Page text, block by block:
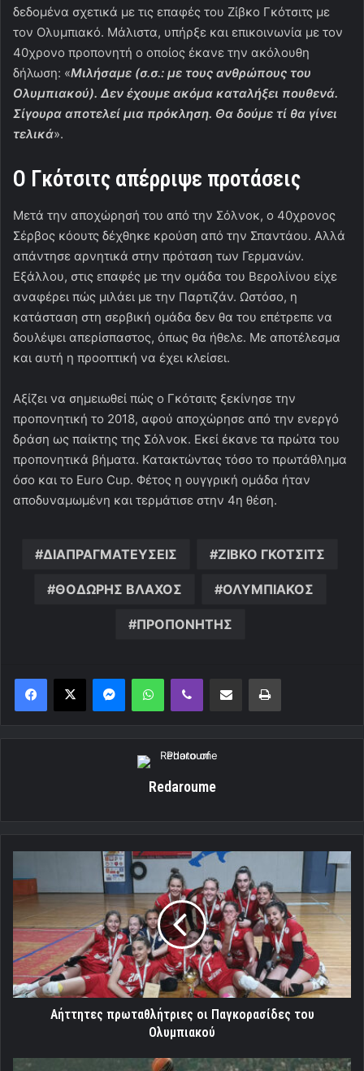
δεδομένα σχετικά με τις επαφές του Ζίβκο Γκότσιτς με
τον Ολυμπιακό. Μάλιστα, υπήρξε και επικοινωνία με τον
40χρονο προπονητή ο οποίος έκανε την ακόλουθη
δήλωση: «Μιλήσαμε (σ.σ.: με τους ανθρώπους του
Ολυμπιακού). Δεν έχουμε ακόμα καταλήξει πουθενά.
Σίγουρα αποτελεί μια πρόκληση. Θα δούμε τί θα γίνει
τελικά».
Ο Γκότσιτς απέρριψε προτάσεις
Μετά την αποχώρησή του από την Σόλνοκ, ο 40χρονος
Σέρβος κόουτς δέχθηκε κρούση από την Σπαντάου. Αλλά
απάντησε αρνητικά στην πρόταση των Γερμανών.
Εξάλλου, στις επαφές με την ομάδα του Βερολίνου είχε
αναφέρει πώς μιλάει με την Παρτιζάν. Ωστόσο, η
κατάσταση στη σερβική ομάδα δεν θα του επέτρεπε να
δουλέψει απερίσπαστος, όπως θα ήθελε. Με αποτέλεσμα
και αυτή η προοπτική να έχει κλείσει.
Αξίζει να σημειωθεί πώς ο Γκότσιτς ξεκίνησε την
προπονητική το 2018, αφού αποχώρησε από την ενεργό
δράση ως παίκτης της Σόλνοκ. Εκεί έκανε τα πρώτα του
προπονητικά βήματα. Κατακτώντας τόσο το πρωτάθλημα
όσο και το Euro Cup. Φέτος η ουγγρική ομάδα ήταν
αποδυναμωμένη και τερμάτισε στην 4η θέση.
ΔΙΑΠΡΑΓΜΑΤΕΥΣΕΙΣ ΖΙΒΚΟ ΓΚΟΤΣΙΤΣ
ΘΟΔΩΡΗΣ ΒΛΑΧΟΣ ΟΛΥΜΠΙΑΚΟΣ
ΠΡΟΠΟΝΗΤΗΣ
MessengerWhatsAppViber Κοινοποίηση μέσω ηλεκτρονικού ταχυδρομείουΕκτύπωση
Redaroume
πρωταθλήτριες
οι
Παγκορασίδες
του
Ολυμπιακού
Αήττητες πρωταθλήτριες οι Παγκορασίδες του
Ολυμπιακού